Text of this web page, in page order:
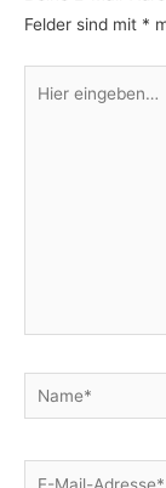
Felder sind mit *
eingeben…
Name*
E-